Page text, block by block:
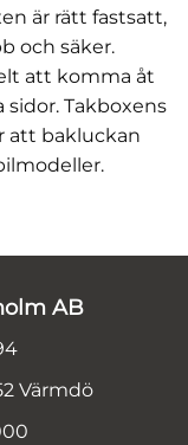
är rätt fastsatt,
och säker.
att komma åt
sidor. Takboxens
att bakluckan
AB
Värmdö